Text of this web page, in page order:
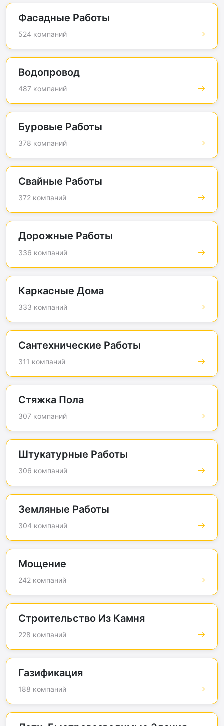
Фасадные Работы
524 компаний
Водопровод
487 компаний
Буровые Работы
378 компаний
Свайные Работы
372 компаний
Дорожные Работы
336 компаний
Каркасные Дома
333 компаний
Сантехнические Работы
311 компаний
Стяжка Пола
307 компаний
Штукатурные Работы
306 компаний
Земляные Работы
304 компаний
Мощение
242 компаний
Строительство Из Камня
228 компаний
Газификация
188 компаний